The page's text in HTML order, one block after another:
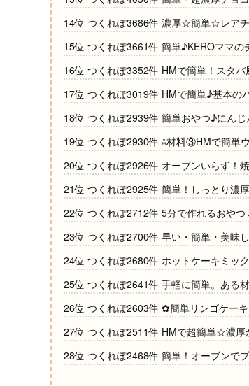
14位 つくれぽ3686件 濃厚☆簡単☆レアチ
15位 つくれぽ3661件 簡単♪KEROママの
16位 つくれぽ3352件 HMで簡単！スタ
17位 つくれぽ3019件 HMで簡単♪基本の
18位 つくれぽ2939件 簡単おやつ♪にんじ
19位 つくれぽ2930件 ⁂材料③HMで簡単
20位 つくれぽ2926件 オーブンいらず！
21位 つくれぽ2925件 簡単！しっとり濃
22位 つくれぽ2712件 5分で作れるおやつ
23位 つくれぽ2700件 早い・簡単・美
24位 つくれぽ2680件 ホットケーキミッ
25位 つくれぽ2641件 手軽に簡単。ある
26位 つくれぽ2603件 ✿簡単リンゴケー
27位 つくれぽ2511件 HMで超簡単☆濃厚
28位 つくれぽ2468件 簡単！オーブンで
29位 つくれぽ2461件 簡単！ホットケー